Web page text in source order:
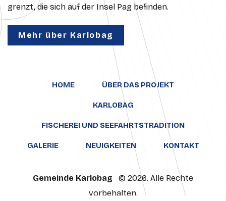
grenzt, die sich auf der Insel Pag befinden.
Mehr über Karlobag
HOME ÜBER DAS PROJEKT
KARLOBAG
FISCHEREI UND SEEFAHRTSTRADITION
GALERIE NEUIGKEITEN KONTAKT
Gemeinde Karlobag © 2026. Alle Rechte
vorbehalten.